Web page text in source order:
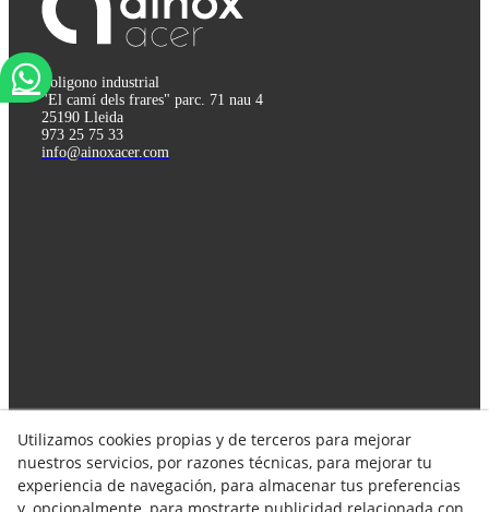
Poligono industrial
"El camí dels frares" parc. 71 nau 4
25190 Lleida
973 25 75 33
info@ainoxacer.com
Síguenos en las redes!
Utilizamos cookies propias y de terceros para mejorar
nuestros servicios, por razones técnicas, para mejorar tu
experiencia de navegación, para almacenar tus preferencias